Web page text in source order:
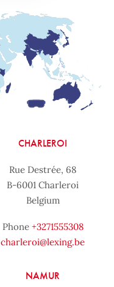
CHARLEROI
Rue Destrée, 68
B-6001 Charleroi
Belgium
Phone +3271555308
charleroi@lexing.be
NAMUR